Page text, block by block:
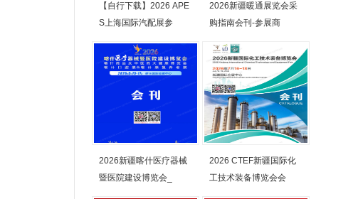
【自行下载】2026 APE
S上海国际汽配展参
2026新疆暖通展览会采
购指南会刊-参展商
2026新疆喀什医疗器械
暨医院建设博览会_
2026 CTEF新疆国际化
工技术装备博览会会